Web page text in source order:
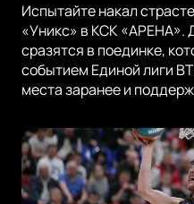
Испытайте накал
«Уникс» в КСК «АРЕНА».
сразятся в поединке,
событием Единой лиги
места заранее и